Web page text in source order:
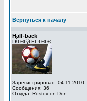
Вернуться к началу
Half-back
ГЌГ®ГўГЁГ·Г®ГЄ
Зарегистрирован: 04.11.2010
Сообщения: 36
Откуда: Rostov on Don